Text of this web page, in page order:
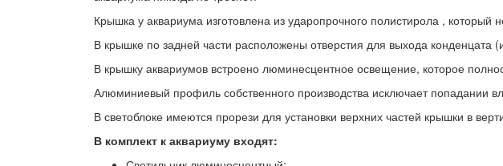
Крышка у аквариума изготовлена из ударопрочного полистирола ,
В крышке по задней части расположены отверстия для выхода конденцата
В крышку аквариумов встроено люминесцентное освещение, которое
Алюминиевый профиль собственного производства исключает попадании
В светоблоке имеются прорези для установки верхних частей крышки в
В комплект к аквариуму входят: